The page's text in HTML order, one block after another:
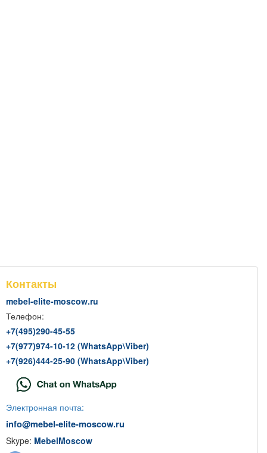
Контакты
mebel-elite-moscow.ru
Телефон:
+7(495)290-45-55
+7(977)974-10-12 (WhatsApp\Viber)
+7(926)444-25-90 (WhatsApp\Viber)
Электронная почта:
info@mebel-elite-moscow.ru
Skype: MebelMoscow